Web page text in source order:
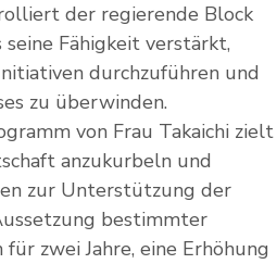
der regierende Block
Fähigkeit verstärkt,
durchzuführen und
zu überwinden.
von Frau Takaichi zielt
anzukurbeln und
zur Unterstützung der
bestimmter
zwei Jahre, eine Erhöhung